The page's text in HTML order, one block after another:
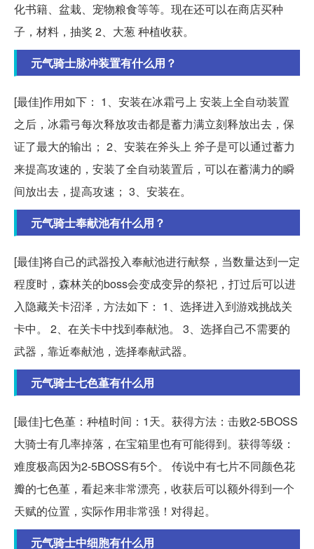
化书籍、盆栽、宠物粮食等等。现在还可以在商店买种
子，材料，抽奖 2、大葱 种植收获。
元气骑士脉冲装置有什么用？
[最佳]作用如下： 1、安装在冰霜弓上 安装上全自动装置
之后，冰霜弓每次释放攻击都是蓄力满立刻释放出去，保
证了最大的输出； 2、安装在斧头上 斧子是可以通过蓄力
来提高攻速的，安装了全自动装置后，可以在蓄满力的瞬
间放出去，提高攻速； 3、安装在。
元气骑士奉献池有什么用？
[最佳]将自己的武器投入奉献池进行献祭，当数量达到一定
程度时，森林关的boss会变成变异的祭祀，打过后可以进
入隐藏关卡沼泽，方法如下： 1、选择进入到游戏挑战关
卡中。 2、在关卡中找到奉献池。 3、选择自己不需要的
武器，靠近奉献池，选择奉献武器。
元气骑士七色堇有什么用
[最佳]七色堇：种植时间：1天。获得方法：击败2-5BOSS
大骑士有几率掉落，在宝箱里也有可能得到。获得等级：
难度极高因为2-5BOSS有5个。 传说中有七片不同颜色花
瓣的七色堇，看起来非常漂亮，收获后可以额外得到一个
天赋的位置，实际作用非常强！对得起。
元气骑士中细胞有什么用